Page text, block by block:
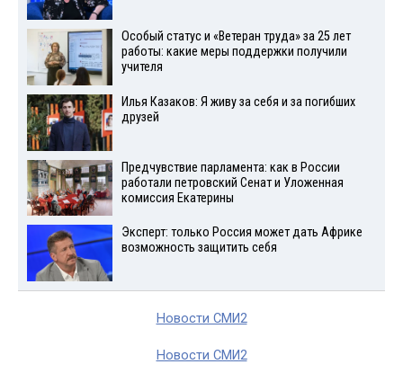
Особый статус и «Ветеран труда» за 25 лет
работы: какие меры поддержки получили
учителя
Илья Казаков: Я живу за себя и за погибших
друзей
Предчувствие парламента: как в России
работали петровский Сенат и Уложенная
комиссия Екатерины
Эксперт: только Россия может дать Африке
возможность защитить себя
Новости СМИ2
Новости СМИ2